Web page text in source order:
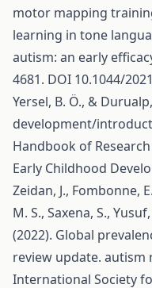
motor mapping
learning in tone
autism: an early
4681. DOI 10.1044/
Yersel, B. Ö., &
development/
Handbook of
Early Childhood
Zeidan, J., Fombonne,
M. S., Saxena, S.,
(2022). Global
review update.
International Society